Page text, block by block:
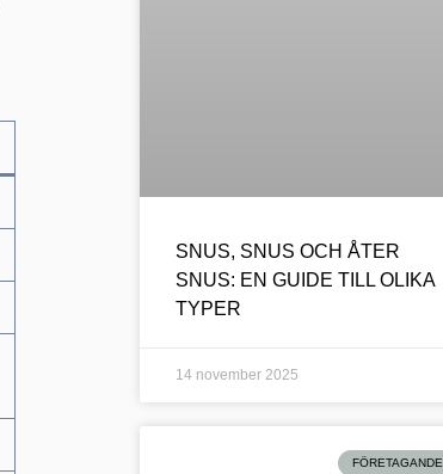
SNUS, SNUS OCH ÅTER
SNUS: EN GUIDE TILL OLIKA
TYPER
14 november 2025
FÖRETAGANDE